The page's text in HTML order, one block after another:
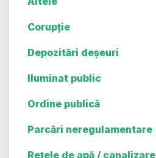
Corupție
Depozitări deșeuri
Iluminat public
Ordine publică
Parcări neregulamentare
Rețele de apă / canalizare